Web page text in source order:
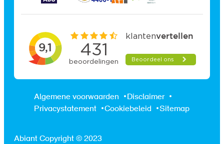
Algemene voorwaarden
Disclaimer
Privacystatement
Cookiebeleid Sitemap
Abiant Copyright © 2023